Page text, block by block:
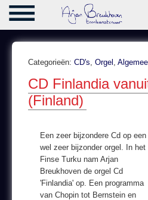
Categorieën: CD's, Orgel ,
CD Finlandia
(Finland)
Een zeer bijzondere Cd op een
wel zeer bijzonder orgel. In het
Finse Turku nam Arjan
Breukhoven de orgel Cd
'Finlandia' op. Een programma
van Chopin tot Bernstein en